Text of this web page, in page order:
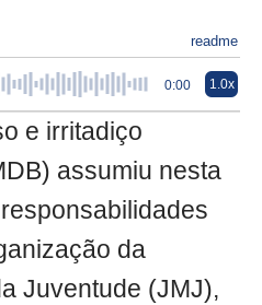
readme
0:00 1.0x
e irritadiço
assumiu nesta
da
Juventude (JMJ),